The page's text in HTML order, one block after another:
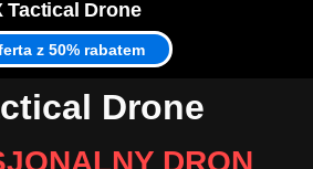
Tactical Drone
z 50% rabatem
Drone
DRON